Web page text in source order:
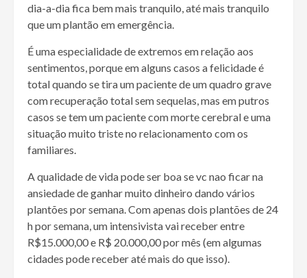
dia-a-dia fica bem mais tranquilo, até mais tranquilo
que um plantão em emergência.
É uma especialidade de extremos em relação aos
sentimentos, porque em alguns casos a felicidade é
total quando se tira um paciente de um quadro grave
com recuperação total sem sequelas, mas em putros
casos se tem um paciente com morte cerebral e uma
situação muito triste no relacionamento com os
familiares.
A qualidade de vida pode ser boa se vc nao ficar na
ansiedade de ganhar muito dinheiro dando vários
plantões por semana. Com apenas dois plantões de 24
h por semana, um intensivista vai receber entre
R$15.000,00 e R$ 20.000,00 por mês (em algumas
cidades pode receber até mais do que isso).